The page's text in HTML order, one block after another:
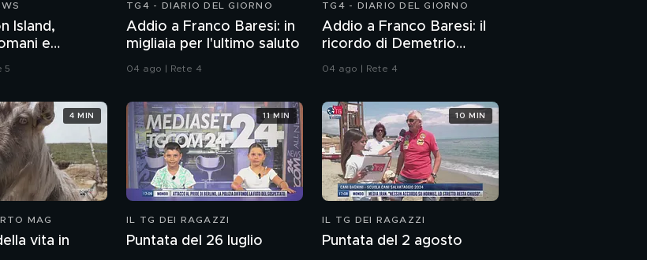
Island,
e
Canale 5
5
TG4 - DIARIO DEL GIORNO
Addio a Franco Baresi: in
migliaia per l'ultimo saluto
04 ago | Rete 4
TG4 - DIARIO DEL GIORNO
Addio a Franco Baresi: il
ricordo di Demetrio
Albertini, Clarence
04 ago | Rete 4
MAG
vita in
4 MIN
IL TG DEI RAGAZZI
Puntata del 26 luglio
11 MIN
IL TG DEI RAGAZZI
Puntata del 2 agosto
10 MIN